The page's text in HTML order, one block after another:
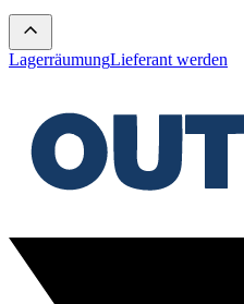
LagerräumungLieferant werden